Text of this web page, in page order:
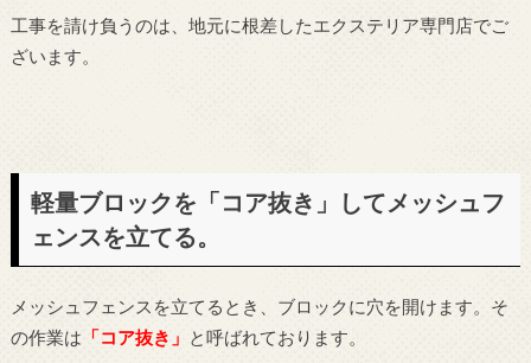
工事を請け負うのは、地元に根差したエクステリア専門店でご
ざいます。
軽量ブロックを「コア抜き」してメッシュフ
ェンスを立てる。
メッシュフェンスを立てるとき、ブロックに穴を開けます。そ
の作業は 「コア抜き」 と呼ばれております。